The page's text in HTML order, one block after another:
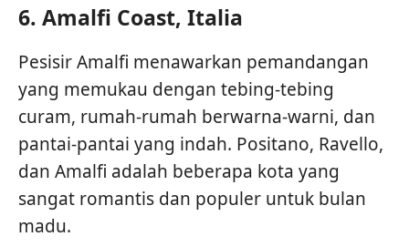
6. Amalfi Coast, Italia
Pesisir Amalfi menawarkan pemandangan
yang memukau dengan tebing-tebing
curam, rumah-rumah berwarna-warni, dan
pantai-pantai yang indah. Positano, Ravello,
dan Amalfi adalah beberapa kota yang
sangat romantis dan populer untuk bulan
madu.